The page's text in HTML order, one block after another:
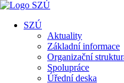
SZÚ
Aktuality
Základní informace
Organizační
Spolupráce
Úřední deska